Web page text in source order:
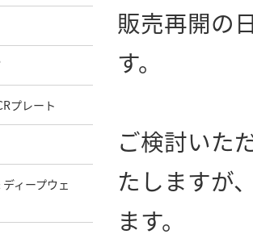
販売再開の
す。
ご検討いた
たしますが
ます。
プレート
ィープウェ